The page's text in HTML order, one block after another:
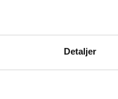
Detaljer